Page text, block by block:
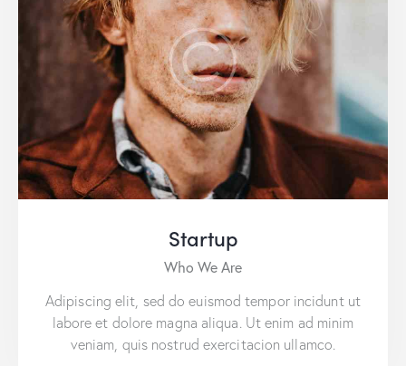
Startup
Who We Are
Adipiscing elit, sed do euismod tempor incidunt ut
labore et dolore magna aliqua. Ut enim ad minim
veniam, quis nostrud exercitacion ullamco.